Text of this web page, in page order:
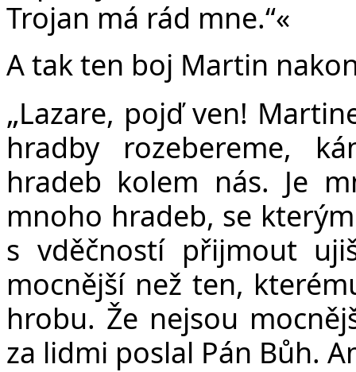
Trojan má rád mne.“«
A tak ten boj Martin
„Lazare, pojď ven!
hradby rozebereme,
hradeb kolem nás. Je
mnoho hradeb, se
s vděčností přijmout
mocnější než ten,
hrobu. Že nejsou
za lidmi poslal Pán Bůh.